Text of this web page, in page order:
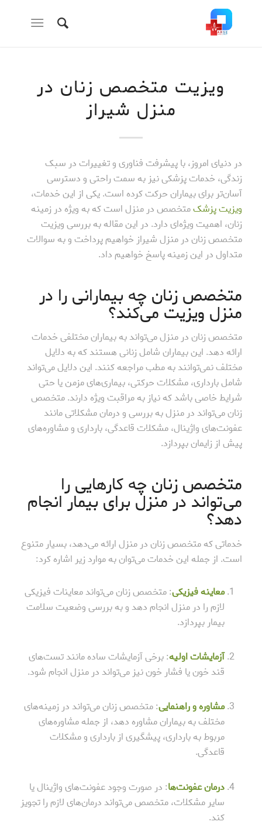
ویزیت متخصص زنان در
منزل شیراز
در دنیای امروز، با پیشرفت فناوری و تغییرات در سبک
زندگی، خدمات پزشکی نیز به سمت راحتی و دسترسی
آسان‌تر برای بیماران حرکت کرده است. یکی از این خدمات،
ویزیت پزشکمتخصص در منزل است که به ویژه در زمینه
زنان، اهمیت ویژه‌ای دارد. در این مقاله به بررسی ویزیت
متخصص زنان در منزل شیراز خواهیم پرداخت و به سوالات
متداول در این زمینه پاسخ خواهیم داد.
متخصص زنان چه بیمارانی را در
منزل ویزیت می‌کند؟
متخصص زنان در منزل می‌تواند به بیماران مختلفی خدمات
ارائه دهد. این بیماران شامل زنانی هستند که به دلایل
مختلف نمی‌توانند به مطب مراجعه کنند. این دلایل می‌تواند
شامل بارداری، مشکلات حرکتی، بیماری‌های مزمن یا حتی
شرایط خاصی باشد که نیاز به مراقبت ویژه دارند. متخصص
زنان می‌تواند در منزل به بررسی و درمان مشکلاتی مانند
عفونت‌های واژینال، مشکلات قاعدگی، بارداری و مشاوره‌های
پیش از زایمان بپردازد.
متخصص زنان چه کارهایی را
می‌تواند در منزل برای بیمار انجام
دهد؟
خدماتی که متخصص زنان در منزل ارائه می‌دهد، بسیار متنوع
است. از جمله این خدمات می‌توان به موارد زیر اشاره کرد:
معاینه فیزیکی: متخصص زنان می‌تواند معاینات فیزیکی
لازم را در منزل انجام دهد و به بررسی وضعیت سلامت
بیمار بپردازد.
آزمایشات اولیه: برخی آزمایشات ساده مانند تست‌های
قند خون یا فشار خون نیز می‌تواند در منزل انجام شود.
مشاوره و راهنمایی: متخصص زنان می‌تواند در زمینه‌های
مختلف به بیماران مشاوره دهد، از جمله مشاوره‌های
مربوط به بارداری، پیشگیری از بارداری و مشکلات
قاعدگی.
درمان عفونت‌ها: در صورت وجود عفونت‌های واژینال یا
سایر مشکلات، متخصص می‌تواند درمان‌های لازم را تجویز
کند.